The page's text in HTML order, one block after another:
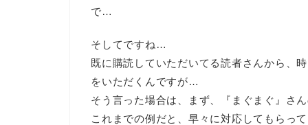
で…
そしてですね…
既に購読していただいてる読者さんから、
をいただくんですが…
そう言った場合は、まず、『まぐまぐ』さ
これまでの例だと、早々に対応してもらっ